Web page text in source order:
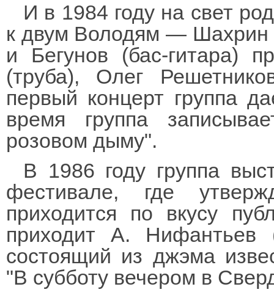
И в 1984 году на свет
к двум Володям — Шахрин
и Бегунов (бас-гитара)
(труба), Олег
первый концерт группа
время группа
розовом дыму".
В 1986 году группа
фестивале, где
приходится по вкусу
приходит А. Нифантьев
состоящий из джэма
"В субботу вечером в